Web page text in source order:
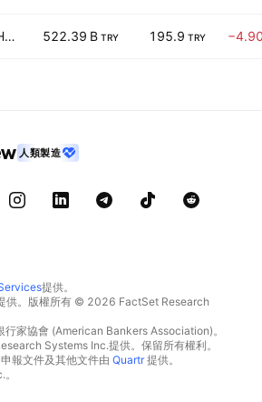
Koc Holding A.S. 522.39 B TRY 195.9 TRY
人類製造
提供。
供。版權所有 © 2026 FactSet Research
家協會 (American Bankers Association)。
Systems Inc.提供。保留所有權利。
報文件及其他文件由 Quartr提供。